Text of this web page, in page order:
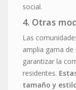
social.
4. Otras
Las
amplia gama
garantizar la
residentes.
tamaño y